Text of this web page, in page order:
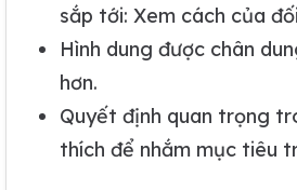
sắp tới: Xem cách của
Hình dung được chân
hơn.
Quyết định quan trọng
thích để nhắm mục tiêu